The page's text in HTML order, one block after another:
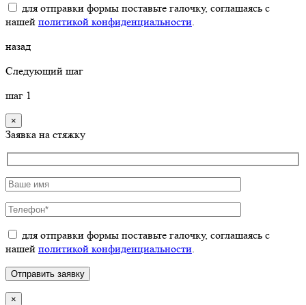
для отправки формы поставьте галочку, соглашаясь с
нашей политикой конфиденциальности.
назад
Следующий шаг
шаг 1
×
Заявка на стяжку
для отправки формы поставьте галочку, соглашаясь с
нашей политикой конфиденциальности
×